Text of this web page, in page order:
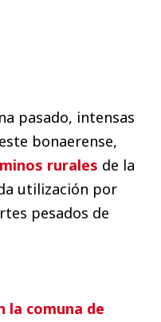
pasado, intensas
bonaerense,
rurales de la
utilización por
pesados de
la comuna de